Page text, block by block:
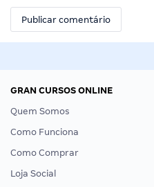
GRAN CURSOS ONLINE
Quem Somos
Como Funciona
Como Comprar
Loja Social